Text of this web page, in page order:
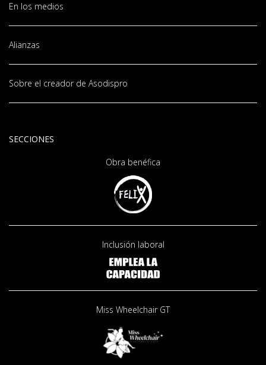
En los medios
Alianzas
Sobre el creador de Asodispro
SECCIONES
Obra benéfica
Inclusión laboral
Miss Wheelchair GT